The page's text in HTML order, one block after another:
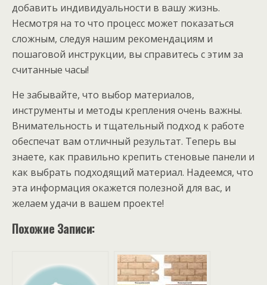
добавить индивидуальности в вашу жизнь.
Несмотря на то что процесс может показаться
сложным, следуя нашим рекомендациям и
пошаговой инструкции, вы справитесь с этим за
считанные часы!
Не забывайте, что выбор материалов,
инструменты и методы крепления очень важны.
Внимательность и тщательный подход к работе
обеспечат вам отличный результат. Теперь вы
знаете, как правильно крепить стеновые панели и
как выбрать подходящий материал. Надеемся, что
эта информация окажется полезной для вас, и
желаем удачи в вашем проекте!
Похожие Записи: